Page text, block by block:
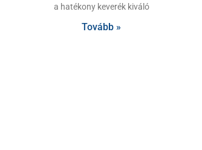
a hatékony keverék kiváló
Tovább »